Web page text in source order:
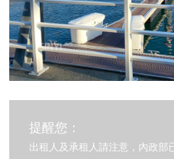
提醒您：
出租人及承租人請注意，內政部